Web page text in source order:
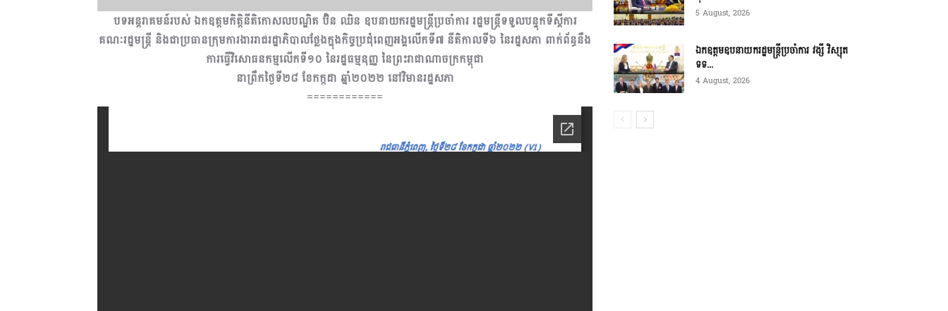
ប្រតិកម្ម
បទអន្តរាគមន៍របស់ ឯកឧត្តមកិត្តិនីតិកោសលបណ្ឌិត ប៊ិន ឈិន ឧបនាយករដ្ឋមន្រ្តីប្រចាំការ រដ្ឋមន្រ្តីទទួលបន្ទុក​ទីស្តីការ
គណៈរដ្ឋមន្រ្តី និងជាប្រធានក្រុមការងាររាជរដ្ឋាភិបាល​ថ្លែងក្នុងកិច្ចប្រជុំពេញអង្គលើកទី៧ នីតិកាលទី៦ នៃរដ្ឋសភា ពាក់ព័ន្ធនឹង
ការធ្វើវិសោធនកម្មលើកទី១០ នៃរដ្ឋធម្មនុញ្ញ នៃព្រះរាជាណាចក្រកម្ពុជា
នាព្រឹកថ្ងៃទី២៨ ខែកក្កដា ឆ្នាំ២០២២ នៅវិមានរដ្ឋសភា
============
5 August, 2026
ឯកឧត្តមឧបនាយករដ្ឋមន្ត្រីប្រចាំការ វង្សី វិស្សុត
ទទ...
4 August, 2026